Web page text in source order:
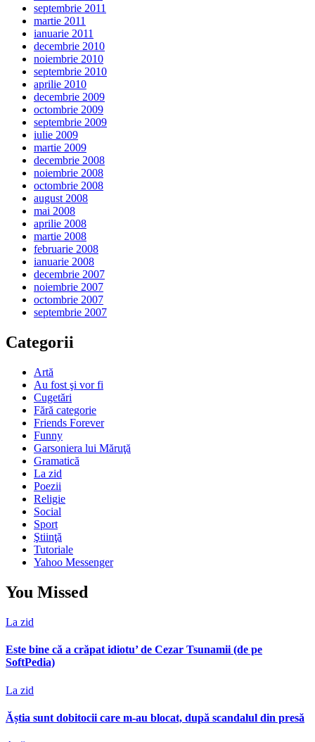
septembrie 2011
martie 2011
ianuarie 2011
decembrie 2010
noiembrie 2010
septembrie 2010
aprilie 2010
decembrie 2009
octombrie 2009
septembrie 2009
iulie 2009
martie 2009
decembrie 2008
noiembrie 2008
octombrie 2008
august 2008
mai 2008
aprilie 2008
martie 2008
februarie 2008
ianuarie 2008
decembrie 2007
noiembrie 2007
octombrie 2007
septembrie 2007
Categorii
Artă
Au fost şi vor fi
Cugetări
Fără categorie
Friends Forever
Funny
Garsoniera lui Măruţă
Gramatică
La zid
Poezii
Religie
Social
Sport
Ştiinţă
Tutoriale
Yahoo Messenger
You Missed
La zid
Este bine că a crăpat idiotu’ de Cezar Tsunamii (de pe
SoftPedia)
La zid
Ăștia sunt dobitocii care m-au blocat, după scandalul din presă